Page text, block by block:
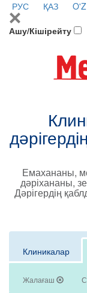
РУС ҚАЗ O'Z
Ашу/Кішірейту
Емахананы,
дәріхананы,
Дәрігердің
Клиникалар
Жалағаш